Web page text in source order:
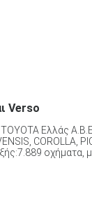
Verso
Ελλάς
COROLLA,
οχήματα,